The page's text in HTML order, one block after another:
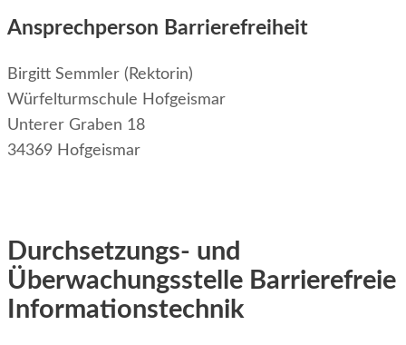
Ansprechperson Barrierefreiheit
Birgitt Semmler (Rektorin)
Würfelturmschule Hofgeismar
Unterer Graben 18
34369 Hofgeismar
Durchsetzungs- und
Überwachungsstelle Barrierefreie
Informationstechnik